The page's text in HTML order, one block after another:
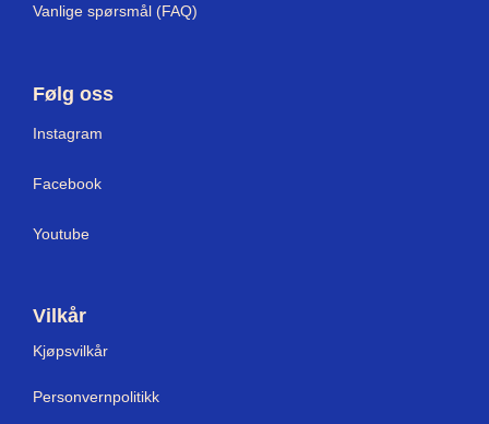
Vanlige spørsmål (FAQ)
Følg oss
Instagram
Facebook
Youtube
Vilkår
Kjøpsvilkår
Personvernpolitikk